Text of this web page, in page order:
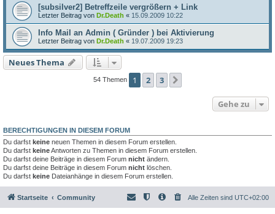
[subsilver2] Betreffzeile vergrößern + Link
Letzter Beitrag von Dr.Death « 15.09.2009 10:22
Info Mail an Admin ( Gründer ) bei Aktivierung
Letzter Beitrag von Dr.Death « 19.07.2009 19:23
Neues Thema
54 Themen 1 2 3
Gehe zu
BERECHTIGUNGEN IN DIESEM FORUM
Du darfst keine neuen Themen in diesem Forum erstellen.
Du darfst keineAntworten zu Themen in diesem Forum erstellen.
Du darfst deine Beiträge in diesem Forum nicht ändern.
Du darfst deine Beiträge in diesem Forum nicht löschen.
Du darfst keine Dateianhänge in diesem Forum erstellen.
Startseite Community Alle Zeiten sind UTC+02:00